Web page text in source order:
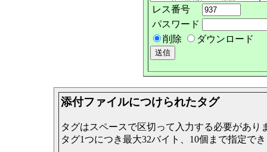
レス番号
パスワード
削除
ダウンロード
添付ファイルにつけられたタグ
タグはスペースで区切って入力する必要があり
タグ1つにつき最大32バイト、10個まで指定で